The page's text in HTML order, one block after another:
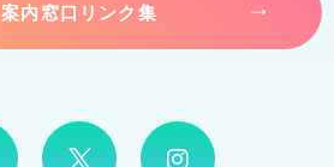
案内窓口リンク集